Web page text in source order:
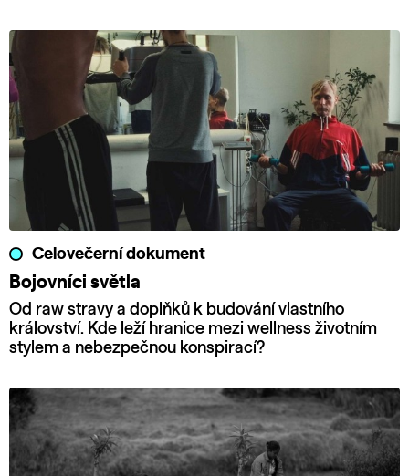
Celovečerní dokument
Bojovníci světla
Od raw stravy a doplňků k budování vlastního
království. Kde leží hranice mezi wellness životním
stylem a nebezpečnou konspirací?